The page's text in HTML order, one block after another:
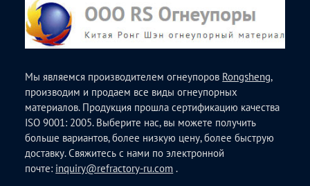
Мы являемся производителем огнеупоров Rongsheng,
производим и продаем все виды огнеупорных
материалов. Продукция прошла сертификацию качества
ISO 9001: 2005. Выберите нас, вы можете получить
больше вариантов, более низкую цену, более быструю
доставку. Свяжитесь с нами по электронной
почте: inquiry@refractory-ru.com .